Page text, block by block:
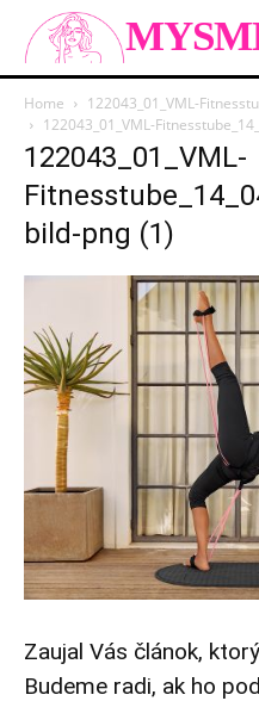
Home
122043_01_VML-
122043_01_VML-
122043_01_VML-
bild-png (1)
Zaujal Vás článok,
Budeme radi, ak ho